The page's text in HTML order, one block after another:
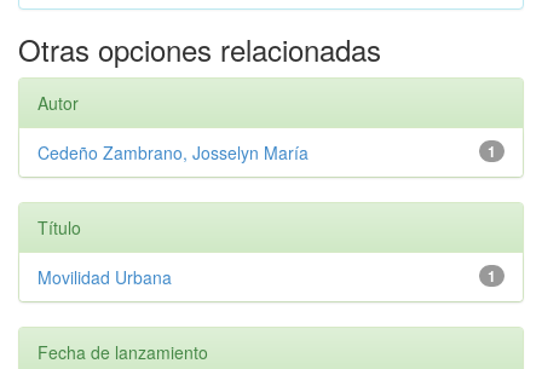
Otras opciones relacionadas
Autor
1
Cedeño Zambrano, Josselyn María
Título
1
Movilidad Urbana
Fecha de lanzamiento